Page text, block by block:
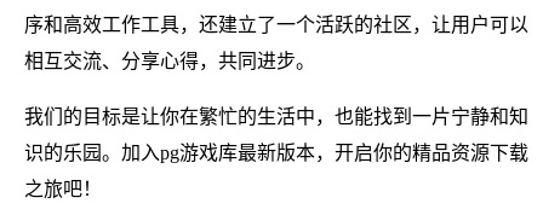
序和高效工作工具，还建立了一个活跃的社区，让用户可以
相互交流、分享心得，共同进步。
我们的目标是让你在繁忙的生活中，也能找到一片宁静和知
识的乐园。加入pg游戏库最新版本，开启你的精品资源下载
之旅吧！